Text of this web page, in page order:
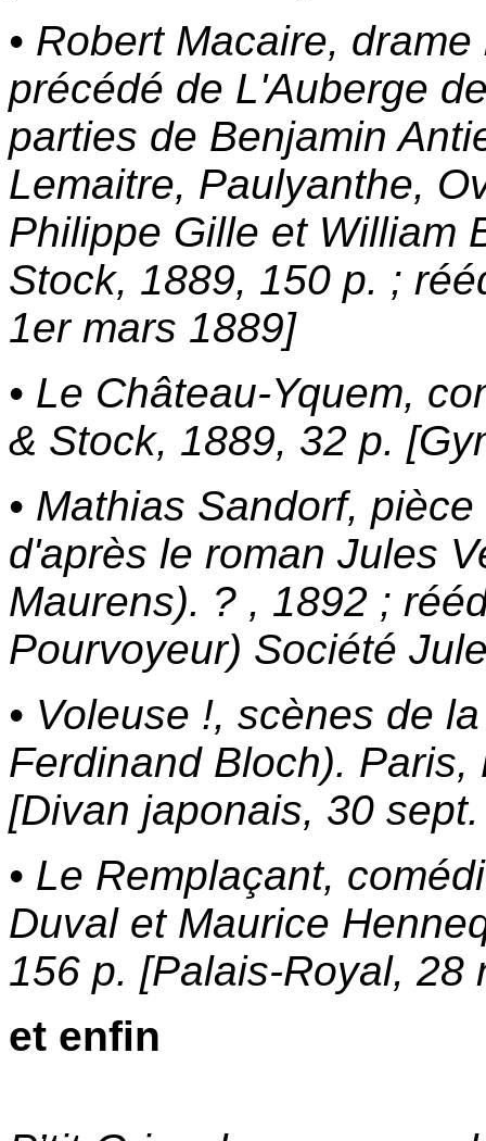
• Robert Macaire,
précédé de L'Auberge
parties de Benjamin
Lemaitre, Paulyanthe,
Philippe Gille et William
Stock, 1889, 150 p. ;
1er mars 1889]
• Le Château-Yquem,
& Stock, 1889, 32 p.
• Mathias Sandorf,
d'après le roman Jules
Maurens). ? , 1892 ;
Pourvoyeur) Société
• Voleuse !, scènes de
Ferdinand Bloch). Paris,
[Divan japonais, 30
• Le Remplaçant,
Duval et Maurice
156 p. [Palais-Royal, 28
et enfin